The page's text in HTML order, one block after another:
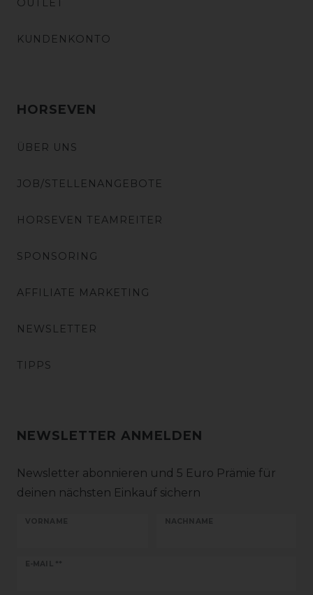
OUTLET
KUNDENKONTO
HORSEVEN
ÜBER UNS
JOB/STELLENANGEBOTE
HORSEVEN TEAMREITER
SPONSORING
AFFILIATE MARKETING
NEWSLETTER
TIPPS
NEWSLETTER ANMELDEN
Newsletter abonnieren und 5 Euro Prämie für
deinen nächsten Einkauf sichern
VORNAME NACHNAME
E-MAIL **
Newsletter